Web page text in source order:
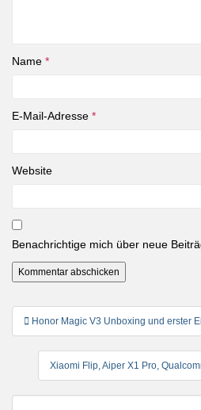
Name *
E-Mail-Adresse *
Website
Benachrichtige mich über neue
Beitragsnavigation
Honor Magic V3 Unboxing und erster
Xiaomi Flip, Aiper X1 Pro,